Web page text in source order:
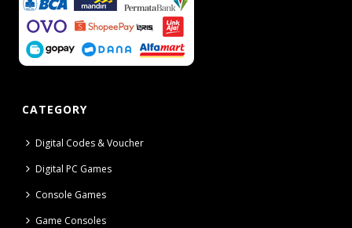
CATEGORY
Digital Codes & Voucher
Digital PC Games
Console Games
Game Consoles